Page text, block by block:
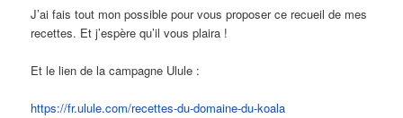
J’ai fais tout mon possible pour vous proposer ce recueil de mes
recettes. Et j’espère qu’il vous plaira !
Et le lien de la campagne Ulule :
https://fr.ulule.com/recettes-du-domaine-du-koala